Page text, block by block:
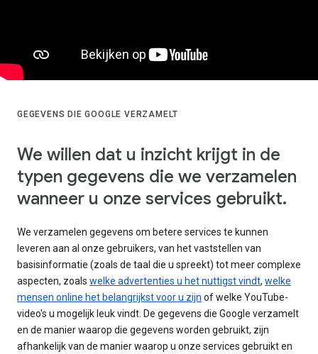
GEGEVENS DIE GOOGLE VERZAMELT
We willen dat u inzicht krijgt in de
typen gegevens die we verzamelen
wanneer u onze services gebruikt.
We verzamelen gegevens om betere services te kunnen
leveren aan al onze gebruikers, van het vaststellen van
basisinformatie (zoals de taal die u spreekt) tot meer complexe
aspecten, zoals welke advertenties u het nuttigst vindt, welke
mensen online het belangrijkst voor u zijn of welke YouTube-
video's u mogelijk leuk vindt. De gegevens die Google verzamelt
en de manier waarop die gegevens worden gebruikt, zijn
afhankelijk van de manier waarop u onze services gebruikt en